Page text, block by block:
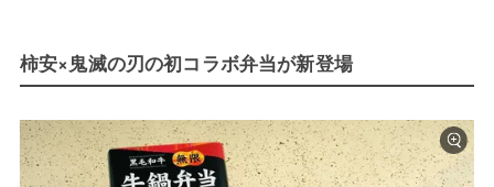
柿安×鬼滅の刃の初コラボ弁当が新登場